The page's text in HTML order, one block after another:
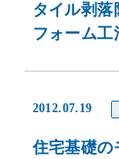
タイル剥
フォーム工
2012.07.19
住宅基礎の